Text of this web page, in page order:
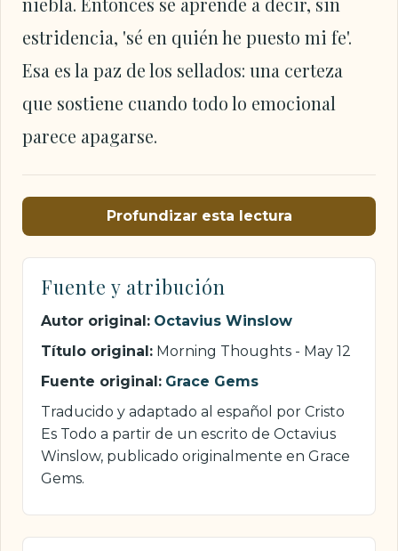
estridencia, 'sé en quién he puesto mi fe'.
Esa es la paz de los sellados: una certeza
que sostiene cuando todo lo emocional
parece apagarse.
Profundizar esta lectura
Fuente y atribución
Autor original: Octavius Winslow
Título original: Morning Thoughts - May 12
Fuente original: Grace Gems
Traducido y adaptado al español por Cristo
Es Todo a partir de un escrito de Octavius
Winslow, publicado originalmente en Grace
Gems.